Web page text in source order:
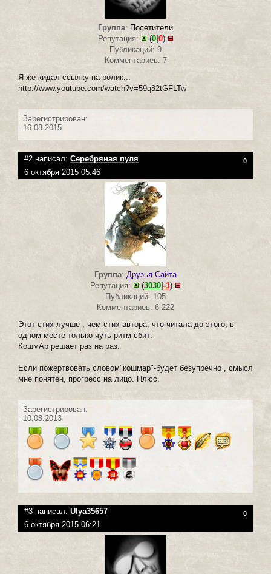
Группа: Посетители
Репутация:
(0| 0)
Публикаций: 9
Комментариев: 7
Я же кидал ссылку на ролик...
http://www.youtube.com/watch?v=59q82tGFLTw
Зарегистрирован:
16.08.2015
#2 написал: Серебряная пуля 0
6 октября 2015 05:46
Группа: Друзья Сайта
Репутация:
(3030|-1)
Публикаций: 105
Комментариев: 6 222
Этот стих лучше , чем стих автора, что читала до этого, в
одном месте только чуть ритм сбит:
КошмАр решает раз на раз.
Если пожертвовать словом"кошмар"-будет безупречно , смысл
мне понятен, прогресс на лицо. Плюс.
Зарегистрирован:
10.08.2013
#3 написал: Ulya35657 0
6 октября 2015 06:21